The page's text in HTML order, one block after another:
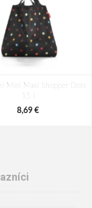
Mini Maxi Shopper Dots
15 l
8,69 €